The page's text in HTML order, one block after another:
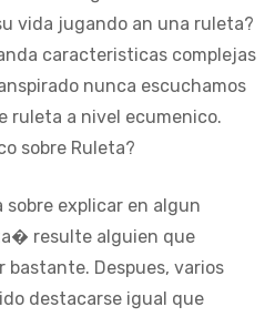
vida jugando an una ruleta?
caracteristicas complejas
nunca escuchamos
ruleta a nivel ecumenico.
sobre Ruleta?
explicar en algun
resulte alguien que
Despues, varios
destacarse igual que